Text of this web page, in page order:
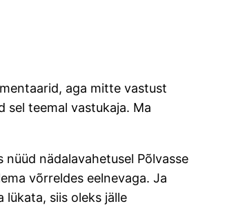
aga mitte vastust
sel teemal vastukaja. Ma
nädalavahetusel Põlvasse
võrreldes eelnevaga. Ja
lükata, siis oleks jälle